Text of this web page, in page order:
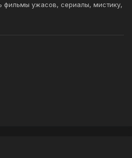
фильмы ужасов, сериалы, мистику,